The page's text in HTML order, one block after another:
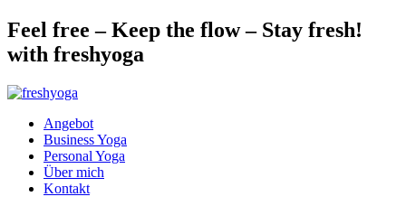
Feel free – Keep the flow – Stay fresh!
with freshyoga
Angebot
Business Yoga
Personal Yoga
Über mich
Kontakt